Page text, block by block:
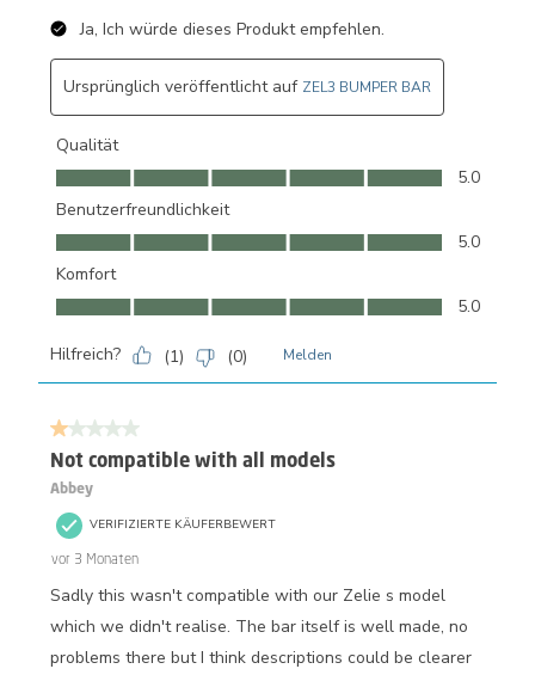
Ja, Ich würde dieses Produkt empfehlen.
Ursprünglich veröffentlicht auf ZEL3 BUMPER BAR
Qualität
Qualität, 5.0 von 5
5.0
Benutzerfreundlichkeit
Benutzerfreundlichkeit, 5.0 von 5
5.0
Komfort
Komfort, 5.0 von 5
5.0
Hilfreich? (1) (0) Melden
1 von 5 Sternen.
Not compatible with all models
Abbey
VERIFIZIERTE KÄUFERBEWERT
vor 3 Monaten
Sadly this wasn't compatible with our Zelie s model
which we didn't realise. The bar itself is well made, no
problems there but I think descriptions could be clearer